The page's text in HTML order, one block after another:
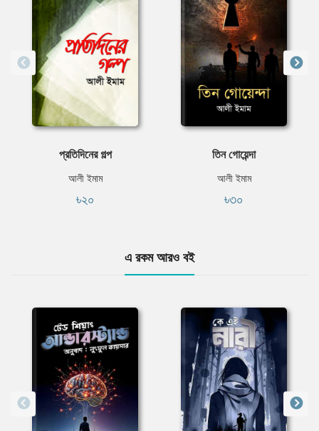
প্রতিদিনের গল্প
আলী ইমাম
৳২০
তিন গোয়েন্দা
আলী ইমাম
৳৩০
এ রকম আরও বই